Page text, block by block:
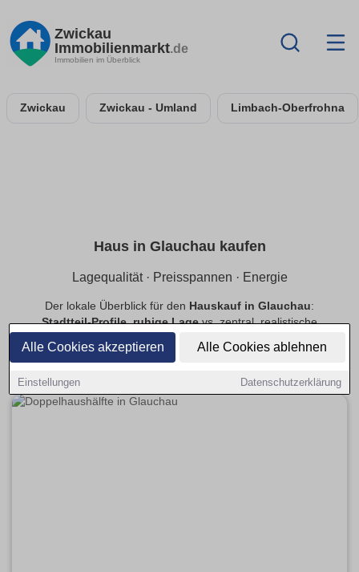
Alle Cookies akzeptieren Alle Cookies ablehnen
Einstellungen Datenschutzerklärung
Zwickau
Immobilienmarkt.de
Immobilien im Überblick
Zwickau Zwickau - Umland Limbach-Oberfrohna
Haus in Glauchau kaufen
Lagequalität · Preisspannen · Energie
Der lokale Überblick für den Hauskauf in Glauchau:
Stadtteil-Profile,ruhige Lagevs. zentral, realistische
sowie Hinweise zu
Provisionsfrei
filterbar.